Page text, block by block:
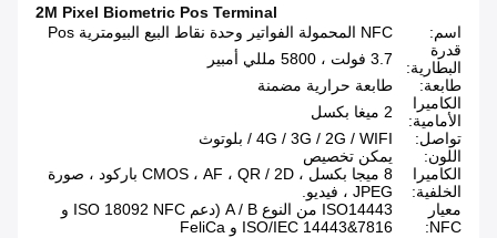
2M Pixel Biometric Pos Terminal
اسم:
NFC المحمولة الفواتير وحدة نقاط البيع البيومترية Pos
قدرة
البطارية:
3.7 فولت ، 5800 مللي أمبير
طابعة:
طابعة حرارية مضمنة
الكاميرا
الأمامية:
2 ميغا بكسل
تواصل:
4G / 3G / 2G / WIFI / بلوتوث
اللون:
يمكن تخصيص
الكاميرا
الخلفية:
8 ميجا بكسل ، CMOS ، AF ، QR / 2D باركود ، صورة
JPEG ، فيديو.
معيار
NFC:
ISO14443 من النوع A / B (دعم ISO 18092 NFC و
ISO/IEC 14443&7816 و FeliCa